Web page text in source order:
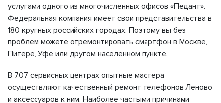
услугами одного из многочисленных офисов «Педант».
Федеральная компания имеет свои представительства в
180 крупных российских городах. Поэтому вы без
проблем можете отремонтировать смартфон в Москве,
Питере, Уфе или другом населенном пункте.
В 707 сервисных центрах опытные мастера
осуществляют качественный ремонт телефонов Леново
и аксессуаров к ним. Наиболее частыми причинами